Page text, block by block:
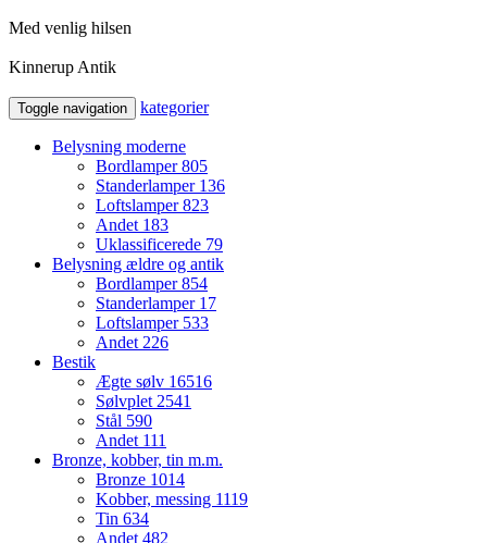
Med venlig hilsen
Kinnerup Antik
Toggle navigation kategorier
Belysning moderne
Bordlamper805
Standerlamper 136
Loftslamper823
Andet 183
Uklassificerede 79
Belysning ældre og antik
Bordlamper854
Standerlamper 17
Loftslamper 533
Andet226
Bestik
Ægte sølv 16516
Sølvplet2541
Stål 590
Andet 111
Bronze, kobber, tin m.m.
Bronze 1014
Kobber, messing 1119
Tin 634
Andet 482